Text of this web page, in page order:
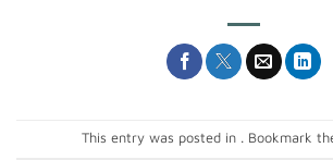
This entry was posted in . Bookmark